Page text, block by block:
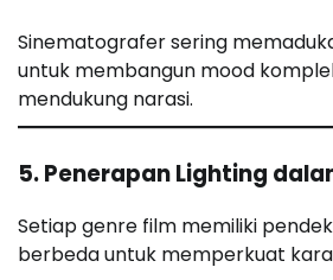
Sinematografer sering
untuk membangun mood
mendukung narasi.
5. Penerapan Lighting
Setiap genre film memiliki
berbeda untuk memperkuat